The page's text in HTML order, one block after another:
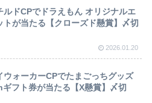
ルドCPでドラえもん オリジナルエ
トが当たる【クローズド懸賞】〆切
2026.01.20
ウォーカーCPでたまごっちグッズ
フト券が当たる【X懸賞】〆切